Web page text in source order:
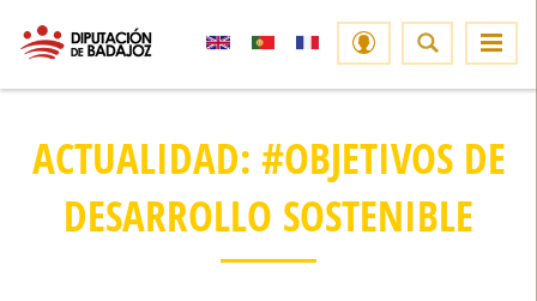
ACTUALIDAD: #OBJETIVOS DE
DESARROLLO SOSTENIBLE